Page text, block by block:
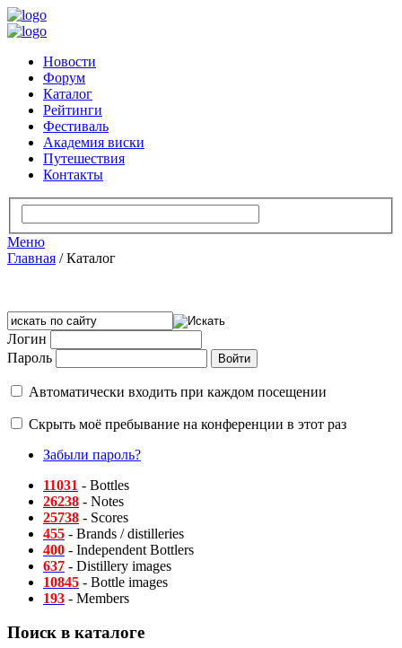
Новости
Форум
Каталог
Рейтинги
Фестиваль
Академия виски
Путешествия
Контакты
Меню
Главная /Каталог
Логин
Пароль
Автоматически входить при каждом посещении
Скрыть моё пребывание на конференции в этот раз
Забыли пароль?
11031 - Bottles
26238 - Notes
25738 - Scores
455 - Brands / distilleries
400 - Independent Bottlers
637 - Distillery images
10845 - Bottle images
193 - Members
Поиск в каталоге